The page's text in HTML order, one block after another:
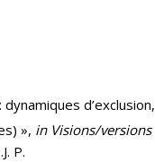
d’exclusion,
», in Visions/versions
P.